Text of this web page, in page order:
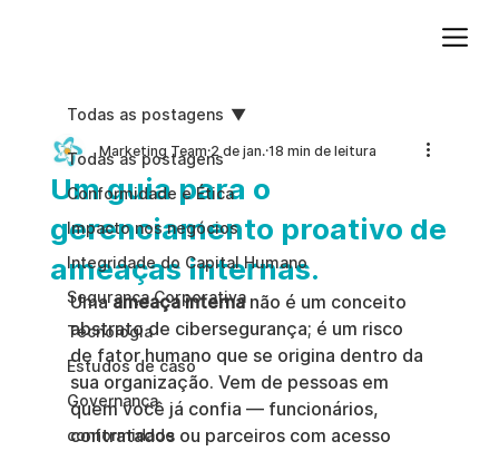
Todas as postagens
Conformidade e Ética
Impacto nos negócios
Integridade do Capital Humano
Segurança Corporativa
Tecnologia
Estudos de caso
Governança
conformidade
Todas as postagens
Um guia para o
gerenciamento proativo de
ameaças internas.
Marketing Team 2 de jan. 18 min de leitura
Uma ameaça interna não é um conceito
abstrato de cibersegurança; é um risco
de fator humano que se origina dentro da
sua organização. Vem de pessoas em
quem você já confia — funcionários,
contratados ou parceiros com acesso